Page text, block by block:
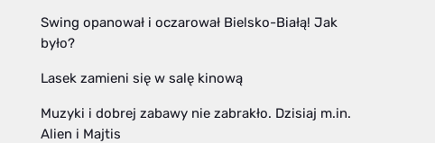
Swing opanował i oczarował Bielsko-Białą! Jak
było?
Lasek zamieni się w salę kinową
Muzyki i dobrej zabawy nie zabrakło. Dzisiaj m.in.
Alien i Majtis